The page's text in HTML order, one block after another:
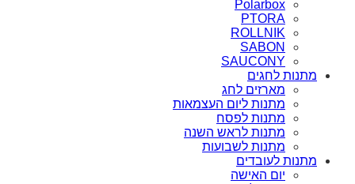
Polarbox
PTORA
ROLLNIK
SABON
SAUCONY
מתנות לחגים
מארזים לחג
מתנות ליום העצמאות
מתנות לפסח
מתנות לראש השנה
מתנות לשבועות
מתנות לעובדים
יום האישה